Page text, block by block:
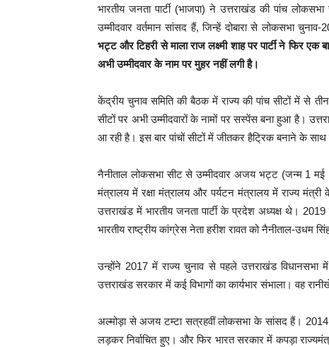
भारतीय जनता पार्टी (भाजपा) ने उत्तराखंड की पांच
उम्मीदवार वर्तमान सांसद हैं, जिन्हें दोबारा से लोकसभा चुनाव-
भट्ट और टिहरी से माला राज लक्ष्मी शाह पर पार्टी ने फिर एक
अभी उम्मीदवार के नाम पर मुहर नहीं लगी है।
केंद्रीय चुनाव समिति की बैठक में राज्य की पांच सीटों में से तीन
सीटों पर अभी उम्मीदवारों के नामों पर सस्पेंस बना हुआ है।
आ रही है। इस बार पांचों सीटों में जीतकर हैट्रिक बनाने के
नैनीताल लोकसभा सीट से उम्मीदवार अजय भट्ट (जन्म 1 मई
मंत्रालय में रक्षा मंत्रालय और पर्यटन मंत्रालय में राज्य
उत्तराखंड में भारतीय जनता पार्टी के प्रदेश अध्यक्ष थे।
भारतीय राष्ट्रीय कांग्रेस नेता हरीश रावत को नैनीताल-उधम
उन्होंने 2017 में राज्य चुनाव से पहले उत्तराखंड
उत्तराखंड सरकार में कई विभागों का कार्यभार संभाला। वह
अल्मोड़ा से अजय टम्टा सत्रहवीं लोकसभा के सांसद हैं। 2014
लड़कर निर्वाचित हुए। और फिर भारत सरकार में कपड़ा